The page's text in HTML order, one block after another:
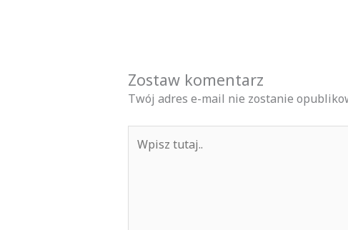
Zostaw komentarz
Twój adres e-mail nie zostanie
tutaj..